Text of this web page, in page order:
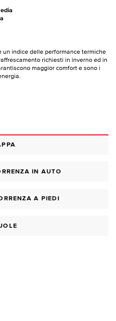
un indice delle performance termiche
richiesti in inverno ed in
maggior comfort e sono i
IN AUTO
A PIEDI